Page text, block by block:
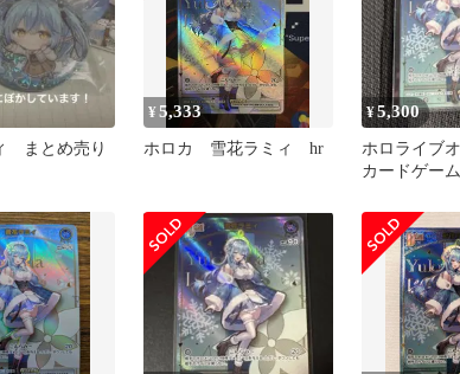
まとめ売り
¥5,333
ホロカ 雪花ラミィ hr
¥5,300
ホロライブ
カードゲー